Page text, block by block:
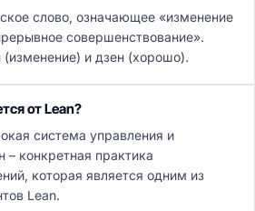
слово, означающее «изменение
совершенствование».
(изменение) и дзен (хорошо).
от Lean?
система управления и
– конкретная практика
которая является одним из
Lean.